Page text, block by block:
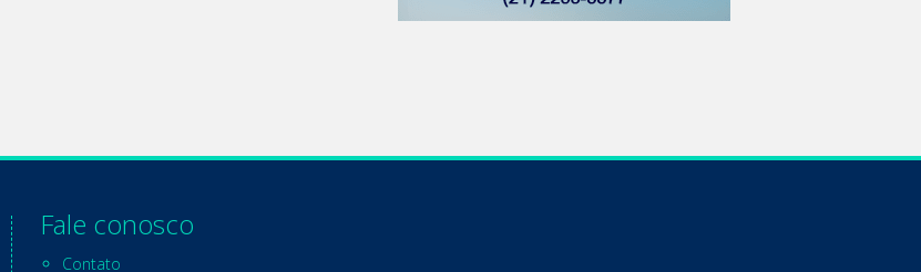
Fale conosco
Contato